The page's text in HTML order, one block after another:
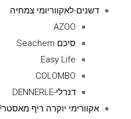
דשנים-לאקווריומי צמחיה
AZOO
סיכם Seachem
Easy Life
COLOMBO
דנרלי-DENNERLE
אקוורימי יוקרה ריף מאסטר!